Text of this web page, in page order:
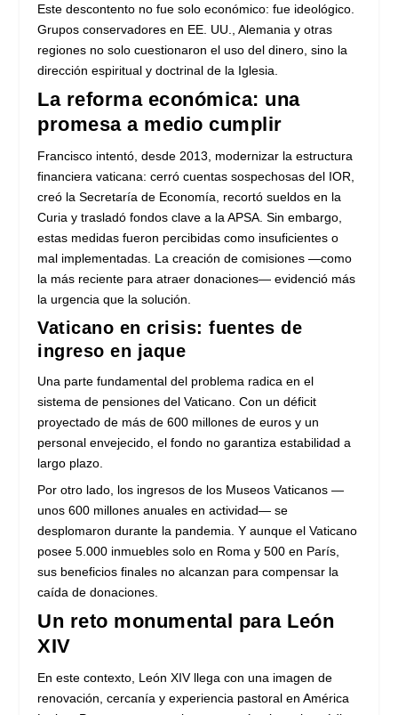
Este descontento no fue solo económico: fue ideológico.
Grupos conservadores en EE. UU., Alemania y otras
regiones no solo cuestionaron el uso del dinero, sino la
dirección espiritual y doctrinal de la Iglesia.
La reforma económica: una
promesa a medio cumplir
Francisco intentó, desde 2013, modernizar la estructura
financiera vaticana: cerró cuentas sospechosas del IOR,
creó la Secretaría de Economía, recortó sueldos en la
Curia y trasladó fondos clave a la APSA. Sin embargo,
estas medidas fueron percibidas como insuficientes o
mal implementadas. La creación de comisiones —como
la más reciente para atraer donaciones— evidenció más
la urgencia que la solución.
Vaticano en crisis: fuentes de
ingreso en jaque
Una parte fundamental del problema radica en el
sistema de pensiones del Vaticano. Con un déficit
proyectado de más de 600 millones de euros y un
personal envejecido, el fondo no garantiza estabilidad a
largo plazo.
Por otro lado, los ingresos de los Museos Vaticanos —
unos 600 millones anuales en actividad— se
desplomaron durante la pandemia. Y aunque el Vaticano
posee 5.000 inmuebles solo en Roma y 500 en París,
sus beneficios finales no alcanzan para compensar la
caída de donaciones.
Un reto monumental para León
XIV
En este contexto, León XIV llega con una imagen de
renovación, cercanía y experiencia pastoral en América